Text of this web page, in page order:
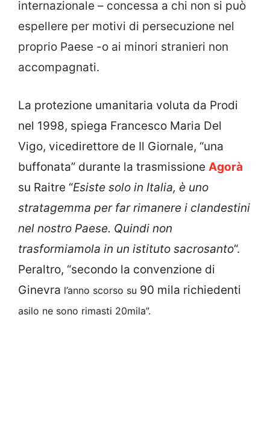
internazionale – concessa a chi non si può
espellere per motivi di persecuzione nel
proprio Paese -o ai minori stranieri non
accompagnati.
La protezione umanitaria voluta da Prodi
nel 1998, spiega Francesco Maria Del
Vigo, vicedirettore de Il Giornale, “una
buffonata” durante la trasmissione Agorà
su Raitre “Esiste solo in Italia, è uno
stratagemma per far rimanere i clandestini
nel nostro Paese. Quindi non
trasformiamola in un istituto sacrosanto“.
Peraltro, “secondo la convenzione di
Ginevra l’anno scorso su 90 mila richiedenti
asilo ne sono rimasti 20mila”.